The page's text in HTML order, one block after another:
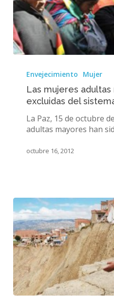
mujeres
mayores
excluidas
sistema
Envejecimiento Mujer
Las mujeres adultas
excluidas del
La Paz, 15 de octubre
adultas mayores han
octubre 16, 2012